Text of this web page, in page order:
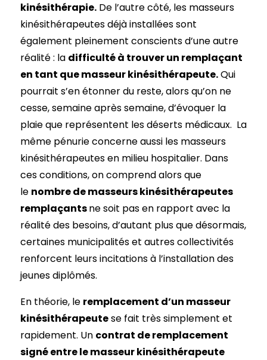
kinésithérapie.De l’autre côté, les masseurs
kinésithérapeutes déjà installées sont
également pleinement conscients d’une autre
réalité : la difficulté à trouver un remplaçant
en tant que masseur kinésithérapeute.Qui
pourrait s’en étonner du reste, alors qu’on ne
cesse, semaine après semaine, d’évoquer la
plaie que représentent les déserts médicaux. La
même pénurie concerne aussi les masseurs
kinésithérapeutes en milieu hospitalier. Dans
ces conditions, on comprend alors que
le nombre de masseurs kinésithérapeutes
remplaçantsne soit pas en rapport avec la
réalité des besoins, d’autant plus que désormais,
certaines municipalités et autres collectivités
renforcent leurs incitations à l’installation des
jeunes diplômés.
En théorie, le remplacement d’un masseur
kinésithérapeutese fait très simplement et
rapidement. Un contrat de remplacement
signé entre le masseur kinésithérapeute